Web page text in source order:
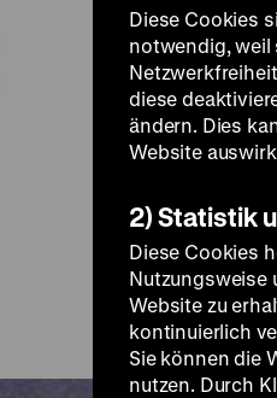
Diese Cookies
notwendig, weil
diese
ändern. Dies
Website
2) Statistik
Diese Cookies
Nutzungsweise
Website zu
kontinuierlich
Sie können die
nutzen. Durch